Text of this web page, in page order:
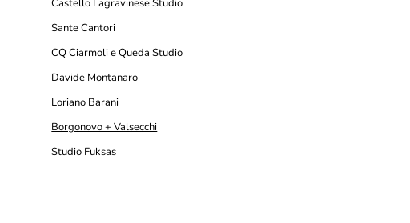
Castello Lagravinese Studio
Sante Cantori
CQ Ciarmoli e Queda Studio
Davide Montanaro
Loriano Barani
Borgonovo + Valsecchi
Studio Fuksas